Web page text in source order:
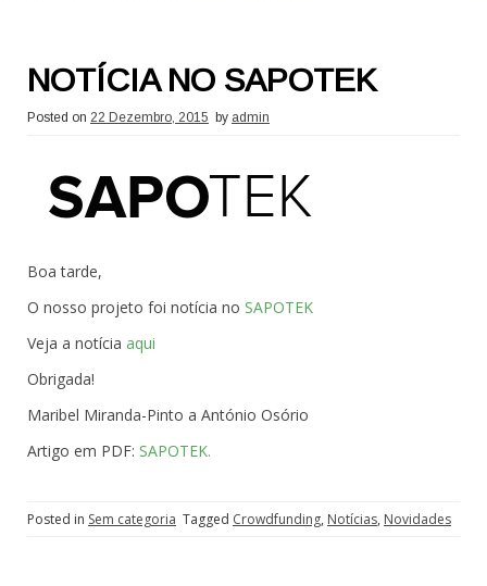
NOTÍCIA NO SAPOTEK
Posted on 22 Dezembro, 2015 by admin
Boa tarde,
O nosso projeto foi notícia no SAPOTEK
Veja a notícia aqui
Obrigada!
Maribel Miranda-Pinto a António Osório
Artigo em PDF: SAPOTEK.
Posted in Sem categoria Tagged Crowdfunding, Notícias, Novidades